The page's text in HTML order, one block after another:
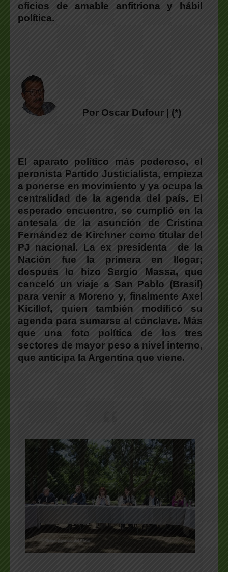
oficios de amable anfitriona y hábil
política.
Por Oscar Dufour | (*)
El aparato político más poderoso, el
peronista Partido Justicialista, empieza
a ponerse en movimiento y ya ocupa la
centralidad de la agenda del país. El
esperado encuentro, se cumplió en la
antesala de la asunción de Cristina
Fernández de Kirchner como titular del
PJ nacional. La ex presidenta de la
Nación fue la primera en llegar;
después lo hizo Sergio Massa, que
canceló un viaje a San Pablo (Brasil)
para venir a Moreno y, finalmente Axel
Kicillof, quien también modificó su
agenda para sumarse al cónclave. Más
que una foto política de los tres
sectores de mayor peso a nivel interno,
que anticipa la Argentina que viene.